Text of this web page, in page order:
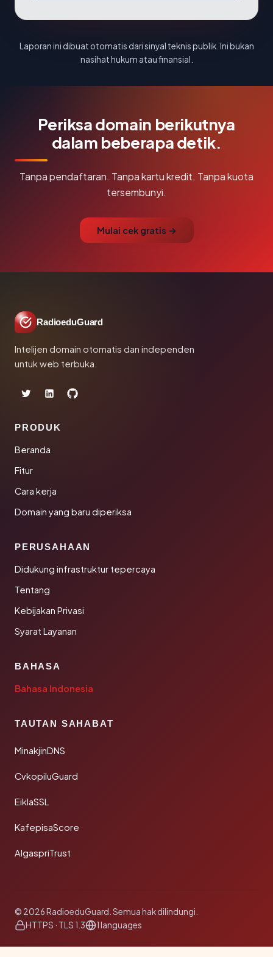
Laporan ini dibuat otomatis dari sinyal teknis publik. Ini bukan
nasihat hukum atau finansial.
Periksa domain berikutnya
dalam beberapa detik.
Tanpa pendaftaran. Tanpa kartu kredit. Tanpa kuota
tersembunyi.
Mulai cek gratis →
RadioeduGuard
Intelijen domain otomatis dan independen
untuk web terbuka.
PRODUK
Beranda
Fitur
Cara kerja
Domain yang baru diperiksa
PERUSAHAAN
Didukung infrastruktur tepercaya
Tentang
Kebijakan Privasi
Syarat Layanan
BAHASA
Bahasa Indonesia
TAUTAN SAHABAT
MinakjinDNS
CvkopiluGuard
EiklaSSL
KafepisaScore
AlgaspriTrust
© 2026 RadioeduGuard. Semua hak dilindungi.
HTTPS · TLS 1.3
1 languages